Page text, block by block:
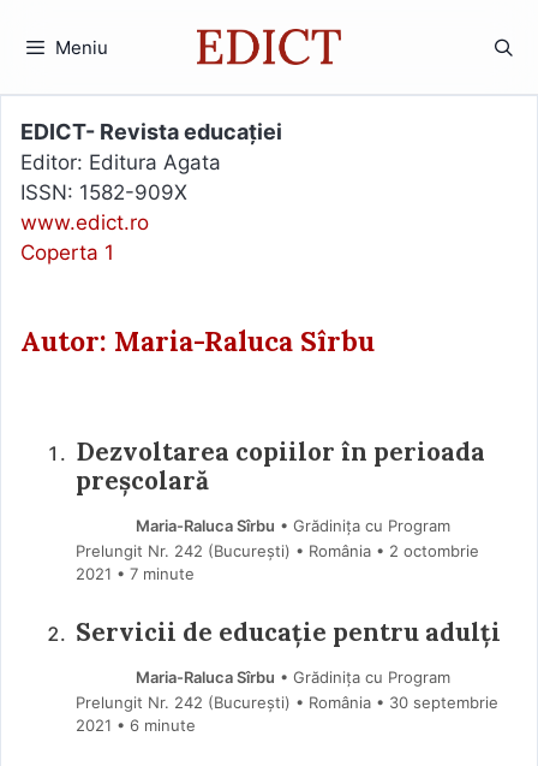
Meniu
EDICT- Revista educației
Editor: Editura Agata
ISSN: 1582-909X
www.edict.ro
Coperta 1
Autor: Maria-Raluca Sîrbu
Dezvoltarea copiilor în perioada
preșcolară
Maria-Raluca Sîrbu • Grădinița cu Program
Prelungit Nr. 242 (Bucureşti) • România
2 octombrie
2021 • 7 minute
Servicii de educație pentru adulți
Maria-Raluca Sîrbu • Grădinița cu Program
Prelungit Nr. 242 (Bucureşti) • România
30 septembrie
2021 • 6 minute